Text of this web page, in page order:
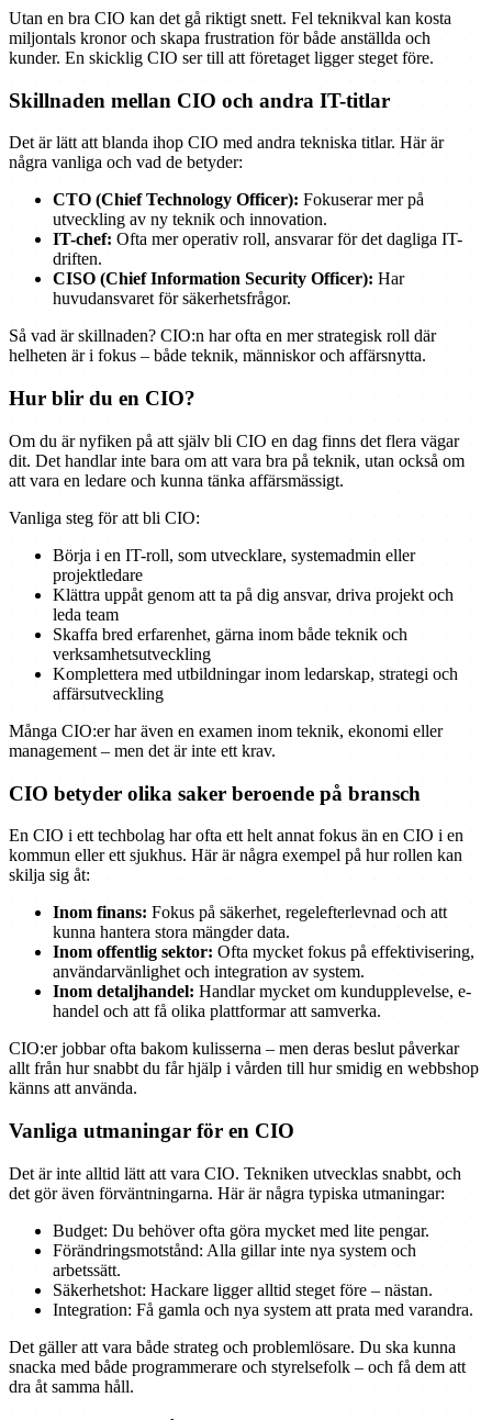
Utan en bra CIO kan det gå riktigt snett. Fel teknikval kan kosta
miljontals kronor och skapa frustration för både anställda och
kunder. En skicklig CIO ser till att företaget ligger steget före.
Skillnaden mellan CIO och andra IT-titlar
Det är lätt att blanda ihop CIO med andra tekniska titlar. Här är
några vanliga och vad de betyder:
CTO (Chief Technology Officer): Fokuserar mer på
utveckling av ny teknik och innovation.
IT-chef: Ofta mer operativ roll, ansvarar för det dagliga IT-
driften.
CISO (Chief Information Security Officer): Har
huvudansvaret för säkerhetsfrågor.
Så vad är skillnaden? CIO:n har ofta en mer strategisk roll där
helheten är i fokus – både teknik, människor och affärsnytta.
Hur blir du en CIO?
Om du är nyfiken på att själv bli CIO en dag finns det flera vägar
dit. Det handlar inte bara om att vara bra på teknik, utan också om
att vara en ledare och kunna tänka affärsmässigt.
Vanliga steg för att bli CIO:
Börja i en IT-roll, som utvecklare, systemadmin eller
projektledare
Klättra uppåt genom att ta på dig ansvar, driva projekt och
leda team
Skaffa bred erfarenhet, gärna inom både teknik och
verksamhetsutveckling
Komplettera med utbildningar inom ledarskap, strategi och
affärsutveckling
Många CIO:er har även en examen inom teknik, ekonomi eller
management – men det är inte ett krav.
CIO betyder olika saker beroende på bransch
En CIO i ett techbolag har ofta ett helt annat fokus än en CIO i en
kommun eller ett sjukhus. Här är några exempel på hur rollen kan
skilja sig åt:
Inom finans: Fokus på säkerhet, regelefterlevnad och att
kunna hantera stora mängder data.
Inom offentlig sektor: Ofta mycket fokus på effektivisering,
användarvänlighet och integration av system.
Inom detaljhandel: Handlar mycket om kundupplevelse, e-
handel och att få olika plattformar att samverka.
CIO:er jobbar ofta bakom kulisserna – men deras beslut påverkar
allt från hur snabbt du får hjälp i vården till hur smidig en webbshop
känns att använda.
Vanliga utmaningar för en CIO
Det är inte alltid lätt att vara CIO. Tekniken utvecklas snabbt, och
det gör även förväntningarna. Här är några typiska utmaningar:
Budget: Du behöver ofta göra mycket med lite pengar.
Förändringsmotstånd: Alla gillar inte nya system och
arbetssätt.
Säkerhetshot: Hackare ligger alltid steget före – nästan.
Integration: Få gamla och nya system att prata med varandra.
Det gäller att vara både strateg och problemlösare. Du ska kunna
snacka med både programmerare och styrelsefolk – och få dem att
dra åt samma håll.